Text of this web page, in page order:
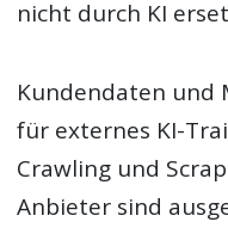
nicht durch KI
Kundendaten und
für externes KI-
Crawling und
Anbieter sind